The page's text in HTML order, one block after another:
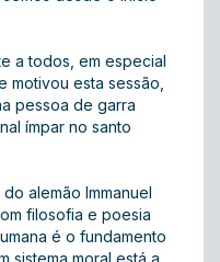
a todos, em especial
esta sessão,
pessoa de garra
ímpar no santo
alemão Immanuel
filosofia e poesia
é o fundamento
sistema moral está a